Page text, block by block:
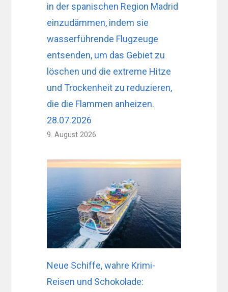
in der spanischen Region Madrid
einzudämmen, indem sie
wasserführende Flugzeuge
entsenden, um das Gebiet zu
löschen und die extreme Hitze
und Trockenheit zu reduzieren,
die die Flammen anheizen.
28.07.2026
9. August 2026
Neue Schiffe, wahre Krimi-
Reisen und Schokolade: